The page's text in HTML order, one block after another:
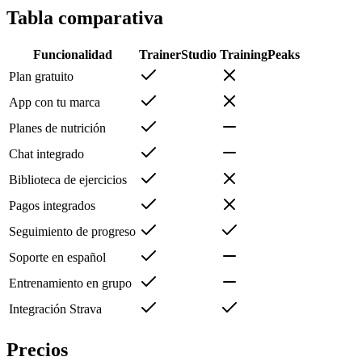
Tabla comparativa
Funcionalidad TrainerStudio TrainingPeaks
Plan gratuito
App con tu marca
Planes de nutrición
Chat integrado
Biblioteca de ejercicios
Pagos integrados
Seguimiento de progreso
Soporte en español
Entrenamiento en grupo
Integración Strava
Precios